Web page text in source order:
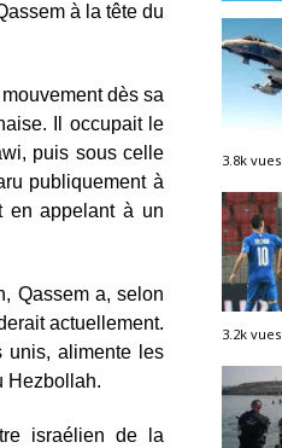
à la tête du
dès sa
Il occupait le
puis sous celle
publiquement à
en appelant à un
Qassem a, selon
actuellement.
unis, alimente les
Hezbollah.
israélien de la
3.8k vues
3.2k vues